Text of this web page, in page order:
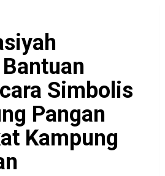
Simbolis
Pangan
Kampung